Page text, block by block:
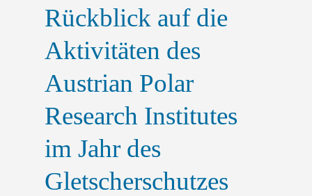
Rückblick auf die
Aktivitäten des
Austrian Polar
Research Institutes
im Jahr des
Gletscherschutzes